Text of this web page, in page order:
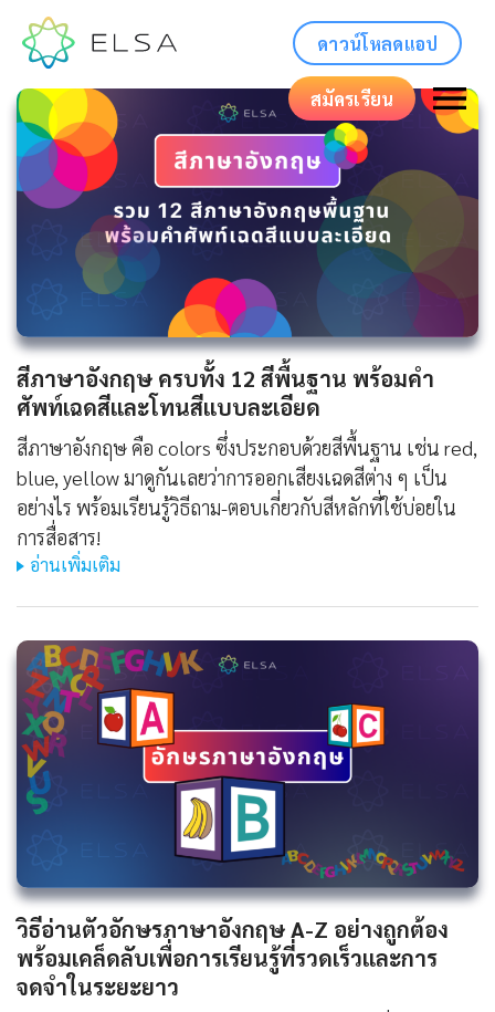
ดาวน์โหลดแอป
สมัครเรียน
สีภาษาอังกฤษ ครบทั้ง 12 สีพื้นฐาน พร้อมคำ
ศัพท์เฉดสีและโทนสีแบบละเอียด
สีภาษาอังกฤษ คือ colors ซึ่งประกอบด้วยสีพื้นฐาน เช่น red,
blue, yellow มาดูกันเลยว่าการออกเสียงเฉดสีต่าง ๆ เป็น
อย่างไร พร้อมเรียนรู้วิธีถาม-ตอบเกี่ยวกับสีหลักที่ใช้บ่อยใน
การสื่อสาร!
อ่านเพิ่มเติม
วิธีอ่านตัวอักษรภาษาอังกฤษ A-Z อย่างถูกต้อง
พร้อมเคล็ดลับเพื่อการเรียนรู้ที่รวดเร็วและการ
จดจำในระยะยาว